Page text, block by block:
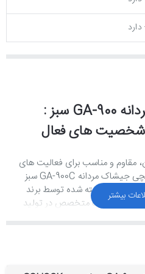
ساعت مچی جیشاک مردانه GA-900 سبز :
شخصیت های فعال
مقاوم و مناسب برای فعالیت های
روزمره یا ورزشی هستید، ساعت مچی جیشاک مردانه GA-900C سبز
محصول ساخته شده توسط برند
معروف و قابل اعتماد G-Shock است که سال ها متخصص در تولید
تبدیل کرده است.